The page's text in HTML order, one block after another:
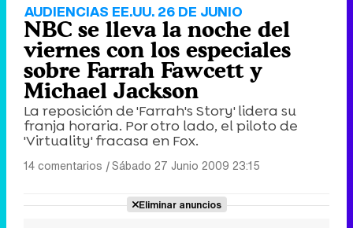
AUDIENCIAS EE.UU. 26 DE JUNIO
NBC se lleva la noche del
viernes con los especiales
sobre Farrah Fawcett y
Michael Jackson
La reposición de 'Farrah's Story' lidera su
franja horaria. Por otro lado, el piloto de
'Virtuality' fracasa en Fox.
14 comentarios |Sábado 27 Junio 2009 23:15
Eliminar anuncios